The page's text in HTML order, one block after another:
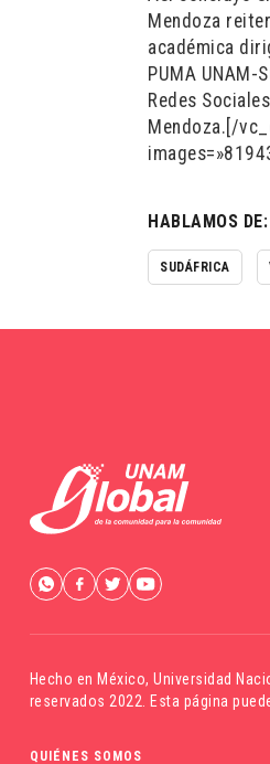
Mendoza
académica
PUMA
Redes
Mendoza.[/
HABLAMOS DE:
SUDÁFRICA
Hecho en México,Universidad
reservados 2022. Esta página
QUIÉNES SOMOS